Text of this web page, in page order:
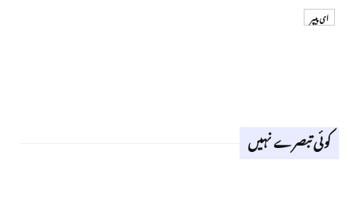
ای پیپر
کوئی تبصرے نہیں